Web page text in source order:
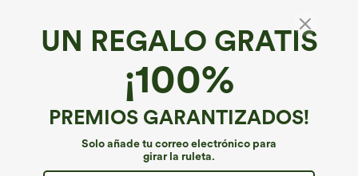
UN REGALO GRATIS
¡100%
PREMIOS GARANTIZADOS!
Solo añade tu correo electrónico para
girar la ruleta.
Elástico para el cabello metálico
ACC: Buy 2, 20% Off | Buy 3, 30% Off